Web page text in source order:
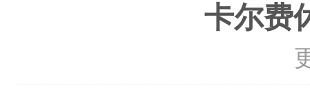
卡尔费